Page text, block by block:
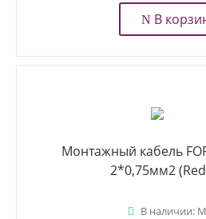
В
Монтажный кабель
2*0,75мм2
В наличии: